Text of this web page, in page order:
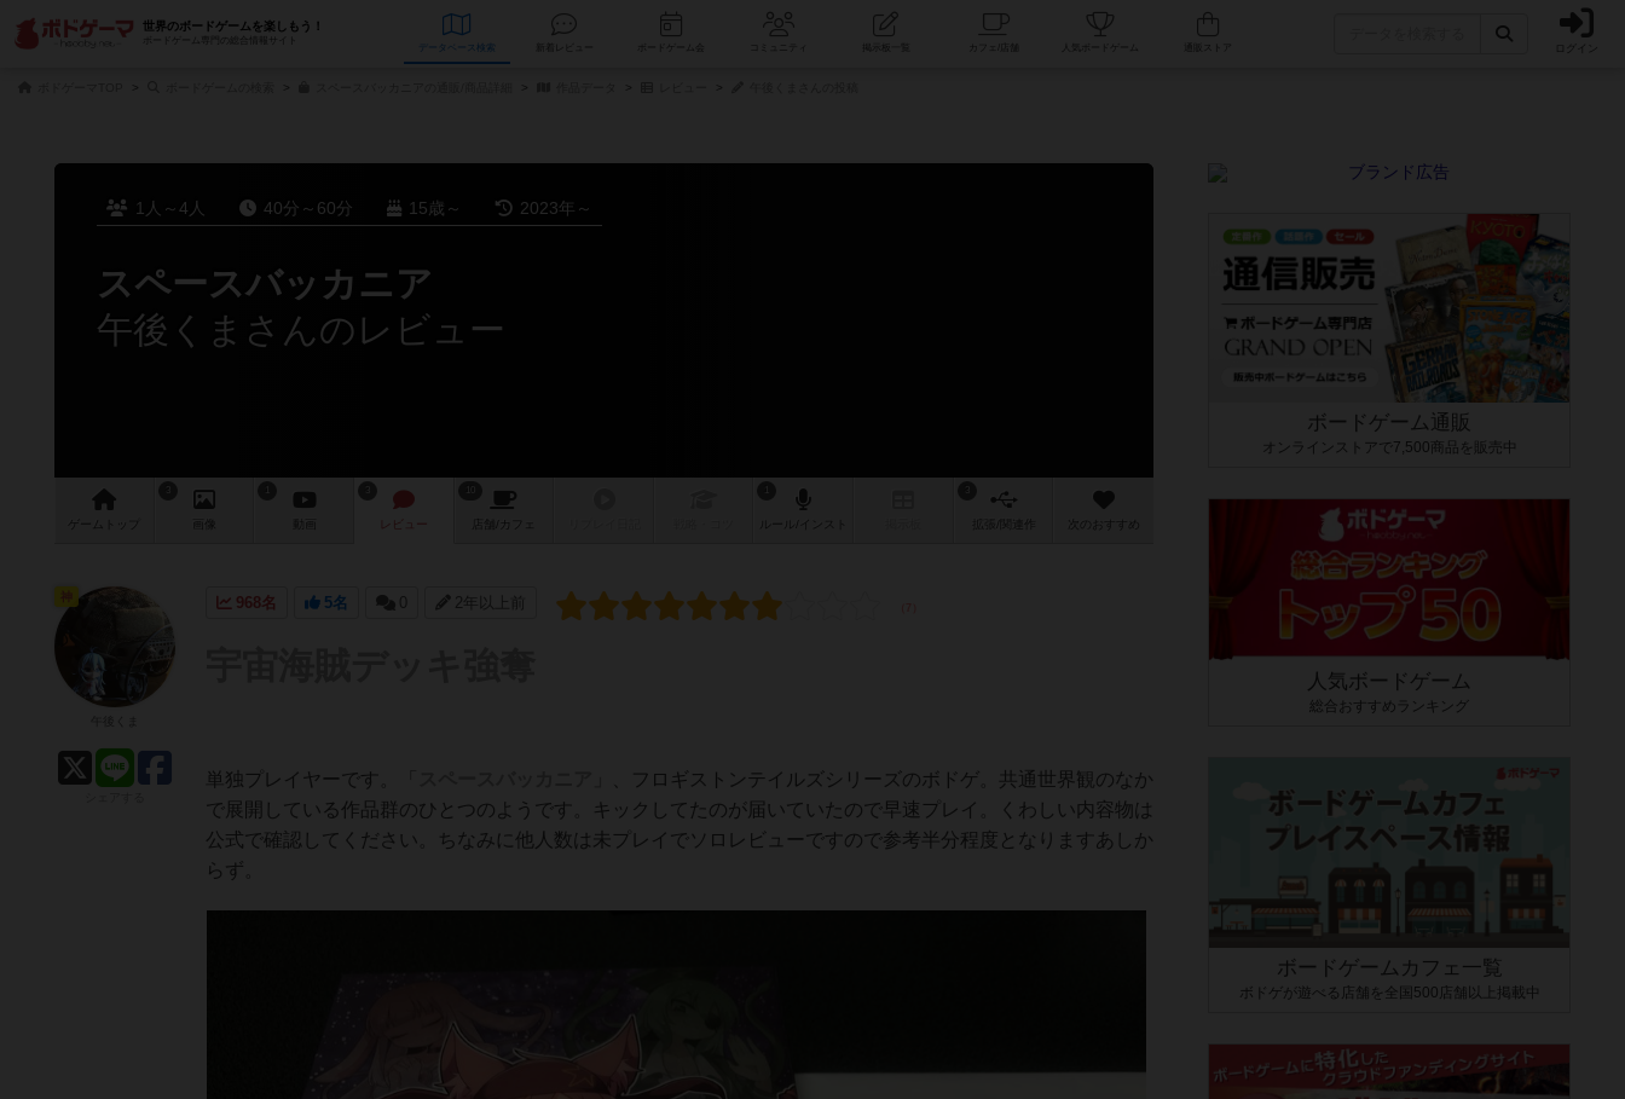
世界のボードゲームを楽しもう！
ボードゲーム専門の総合情報サイト
データベース コミュニティ 人気ボードゲーム ログイン
1人～4人 40分～60分 15歳～ 2023年～
スペースバッカニア
午後くまさんのレビュー
ゲーム 画像 レビュー 店舗/ カフェ 作 次のおすすめ
968名 5名 0 2年以上前
単独プレイヤーです。「
、フロギストンテイルズシリーズのボドゲ。共通世界観のなか
で展開している作品群のひとつのようです。キックしてたのが届いていたので早速プレイ。くわしい内容物は
公式で確認してください。ちなみに他人数は未プレイでソロレビューですので参考半分程度となりますあしか
らず。
ボードゲーム通販
オンラインストアで7,500商品を販売中
人気ボードゲーム
総合おすすめランキング
ボードゲームカフェ一覧
ボドゲが遊べる店舗を全国500店舗以上掲載中